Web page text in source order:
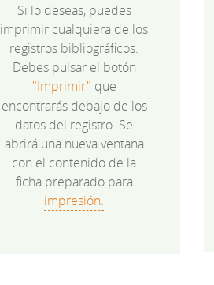
Si lo deseas, puedes
imprimir cualquiera de los
registros bibliográficos.
Debes pulsar el botón
"Imprimir" que
encontrarás debajo de los
datos del registro. Se
abrirá una nueva ventana
con el contenido de la
ficha preparado para
impresión.